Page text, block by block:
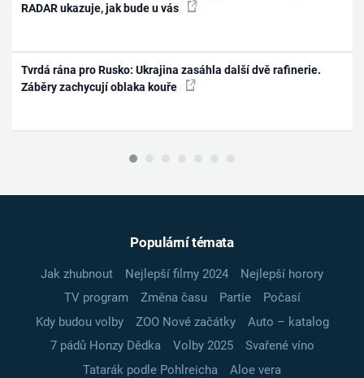
RADAR ukazuje, jak bude u vás
Tvrdá rána pro Rusko: Ukrajina zasáhla další dvě rafinerie.
Záběry zachycují oblaka kouře
Populární témata
Jak zhubnout Nejlepší filmy 2024
Nejlepší horory
TV program
Změna času Partie
Počasí
Kdy budou volby
ZOO Nové začátky
Auto – katalog
7 pádů Honzy Dědka
Volby 2025
Svařené víno
Tatarák podle Pohlreicha
Aloe vera